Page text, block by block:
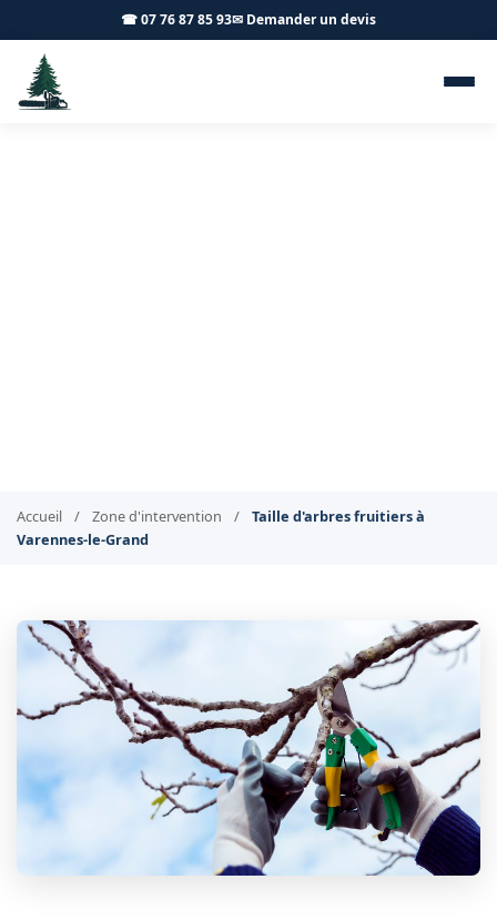
☎ 07 76 87 85 93✉ Demander un devis
Accueil / Zone d'intervention /
Taille d'arbres fruitiers à
Varennes-le-Grand